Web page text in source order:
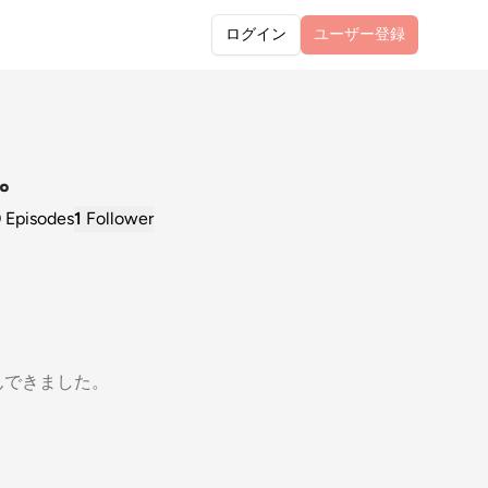
ログイン ユーザー登録
Episodes1 Follower
きました。